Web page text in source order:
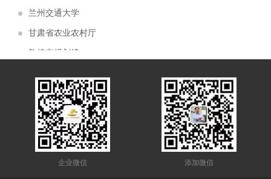
业技术学院校史馆”于近期中标。
庆祝建党一百周年“陕甘边红色藏品展陈博物
馆”近期完成设计方案
热烈祝贺甘肃房地产业商会2021年会隆重召
甘肃金利达消防技术服务有限公司企业展厅
（国家）精神纪念馆于近期完工
甘肃省农业农村厅
敦煌市规划馆
陇东学院
白银国家矿山精神纪念馆
兰州大学
甘肃省科学技术厅
甘肃农业大学
企业微信 添加微信